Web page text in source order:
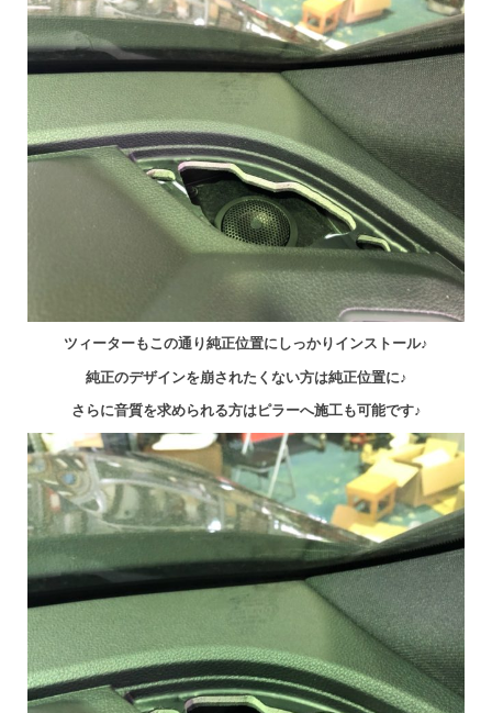
ツィーターもこの通り純正位置にしっかりインストール♪
純正のデザインを崩されたくない方は純正位置に♪
さらに音質を求められる方はピラーへ施工も可能です♪